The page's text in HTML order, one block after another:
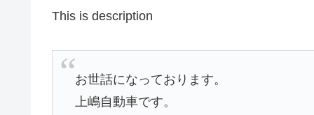
This is description
お世話になっております。
上嶋自動車です。